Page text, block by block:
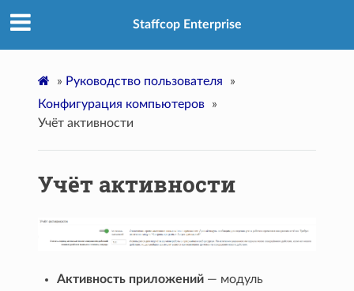
Staffcop Enterprise
» Руководство пользователя
»
Конфигурация компьютеров
»
Учёт активности
Учёт активности
Активность приложений — модуль